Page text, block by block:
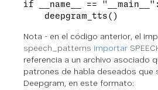
if __name__ == "__main__":
    deepgram_tts()
Nota - en el código anterior, el
speech_patterns importar
referencia a un archivo asociado
patrones de habla deseados que
Deepgram, en este formato: